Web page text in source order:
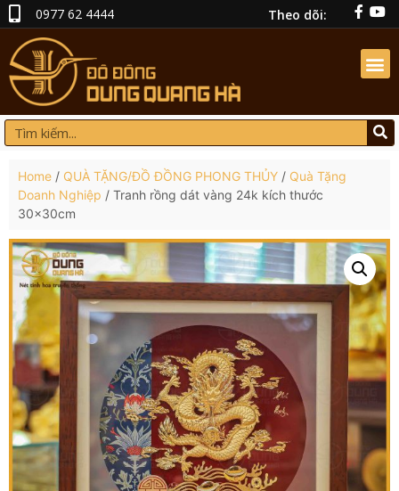
0977 62 4444 Theo dõi:
Home / QUÀ TẶNG/ĐỒ ĐỒNG PHONG THỦY / Quà Tặng
Doanh Nghiệp / Tranh rồng dát vàng 24k kích thước
30x30cm